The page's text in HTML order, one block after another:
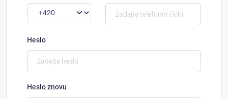
Heslo
Heslo znovu